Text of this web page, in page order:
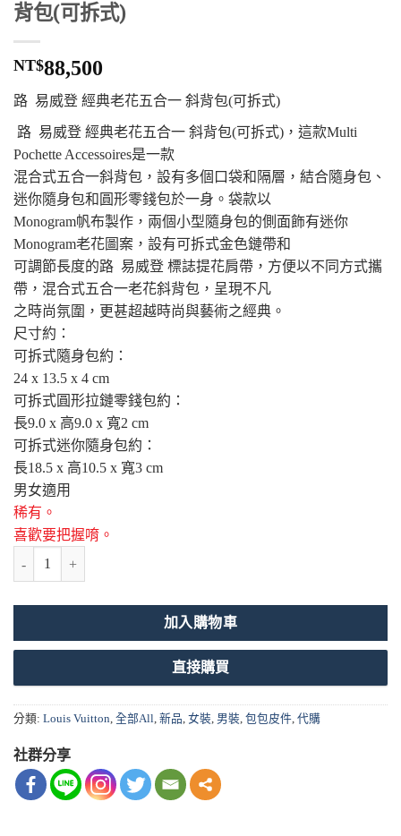
背包(可拆式)
NT$88,500
路 易威登 經典老花五合一 斜背包(可拆式)
路 易威登 經典老花五合一 斜背包(可拆式)，這款Multi
Pochette Accessoires是一款
混合式五合一斜背包，設有多個口袋和隔層，結合隨身包、
迷你隨身包和圓形零錢包於一身。袋款以
Monogram帆布製作，兩個小型隨身包的側面飾有迷你
Monogram老花圖案，設有可拆式金色鏈帶和
可調節長度的路 易威登 標誌提花肩帶，方便以不同方式攜
帶，混合式五合一老花斜背包，呈現不凡
之時尚氛圍，更甚超越時尚與藝術之經典。
尺寸約：
可拆式隨身包約：
24 x 13.5 x 4 cm
可拆式圓形拉鏈零錢包約：
長9.0 x 高9.0 x 寬2 cm
可拆式迷你隨身包約：
長18.5 x 高10.5 x 寬3 cm
男女適用
稀有。
喜歡要把握唷。
Louis Vuitton 路易威登 經典老花五合一 斜背包(可拆式) 數量
加入購物車
直接購買
分類: Louis Vuitton, 全部All, 新品, 女裝, 男裝, 包包皮件, 代購
社群分享